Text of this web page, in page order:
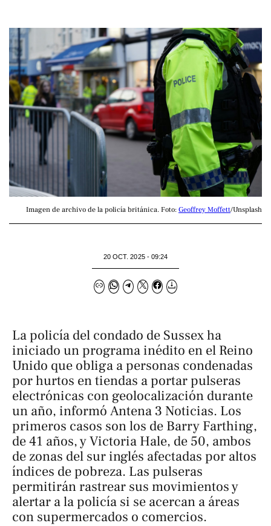
Imagen de archivo de la policía británica. Foto: Geoffrey Moffett/Unsplash
20 OCT. 2025 - 09:24
La policía del condado de Sussex ha
iniciado un programa inédito en el Reino
Unido que obliga a personas condenadas
por hurtos en tiendas a portar pulseras
electrónicas con geolocalización durante
un año, informó Antena 3 Noticias. Los
primeros casos son los de Barry Farthing,
de 41 años, y Victoria Hale, de 50, ambos
de zonas del sur inglés afectadas por altos
índices de pobreza. Las pulseras
permitirán rastrear sus movimientos y
alertar a la policía si se acercan a áreas
con supermercados o comercios.